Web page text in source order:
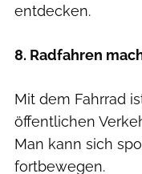
entdecken.
8. Radfahren
Mit dem Fahrrad
öffentlichen
Man kann sich
fortbewegen.